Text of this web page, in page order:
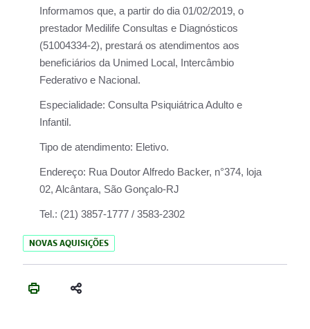
Informamos que, a partir do dia 01/02/2019, o
prestador Medilife Consultas e Diagnósticos
(51004334-2), prestará os atendimentos aos
beneficiários da Unimed Local, Intercâmbio
Federativo e Nacional.
Especialidade: Consulta Psiquiátrica Adulto e
Infantil.
Tipo de atendimento: Eletivo.
Endereço: Rua Doutor Alfredo Backer, n°374, loja
02, Alcântara, São Gonçalo-RJ
Tel.: (21) 3857-1777 / 3583-2302
NOVAS AQUISIÇÕES